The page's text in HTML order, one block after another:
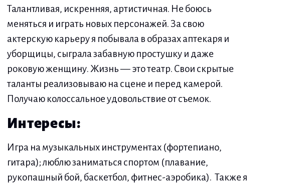
Талантливая, искренняя, артистичная. Не боюсь
меняться и играть новых персонажей. За свою
актерскую карьеру я побывала в образах аптекаря и
уборщицы, сыграла забавную простушку и даже
роковую женщину. Жизнь — это театр. Свои скрытые
таланты реализовываю на сцене и перед камерой.
Получаю колоссальное удовольствие от съемок.
Интересы:
Игра на музыкальных инструментах (фортепиано,
гитара); люблю заниматься спортом (плавание,
рукопашный бой, баскетбол, фитнес-аэробика). Также я